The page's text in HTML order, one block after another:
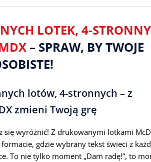
LOTEK, 4-
– SPRAW, BY TWOJE
lotów, 4-stronnych – z
zmieni Twoją grę
się wyróżnić! Z drukowanymi lotkami
gdzie wybrany tekst świeci z
To nie tylko moment „Dam radę!”, to